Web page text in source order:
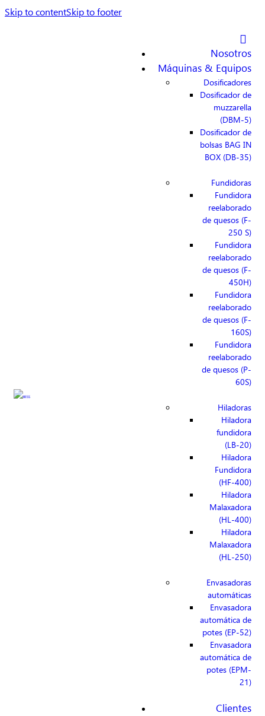
Skip to contentSkip to footer
Nosotros
Máquinas & Equipos
Dosificadores
Dosificador de
muzzarella
(DBM-5)
Dosificador de
bolsas BAG IN
BOX (DB-35)
Fundidoras
Fundidora
reelaborado
de quesos (F-
250 S)
Fundidora
reelaborado
de quesos (F-
450H)
Fundidora
reelaborado
de quesos (F-
160S)
Fundidora
reelaborado
de quesos (P-
60S)
Hiladoras
Hiladora
fundidora
(LB-20)
Hiladora
Fundidora
(HF-400)
Hiladora
Malaxadora
(HL-400)
Hiladora
Malaxadora
(HL-250)
Envasadoras
automáticas
Envasadora
automática de
potes (EP-52)
Envasadora
automática de
potes (EPM-
21)
Clientes